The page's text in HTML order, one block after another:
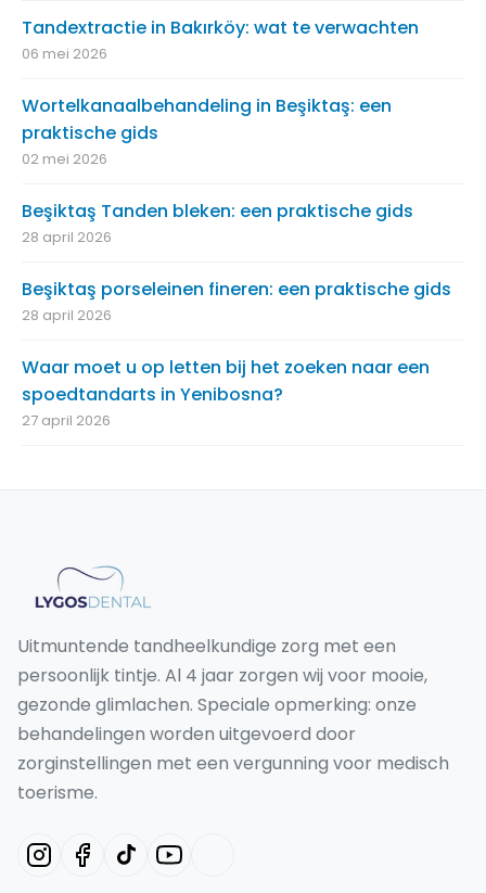
Tandextractie in Bakırköy: wat te verwachten
06 mei 2026
Wortelkanaalbehandeling in Beşiktaş: een
praktische gids
02 mei 2026
Beşiktaş Tanden bleken: een praktische gids
28 april 2026
Beşiktaş porseleinen fineren: een praktische gids
28 april 2026
Waar moet u op letten bij het zoeken naar een
spoedtandarts in Yenibosna?
27 april 2026
Uitmuntende tandheelkundige zorg met een
persoonlijk tintje. Al 4 jaar zorgen wij voor mooie,
gezonde glimlachen. Speciale opmerking: onze
behandelingen worden uitgevoerd door
zorginstellingen met een vergunning voor medisch
toerisme.